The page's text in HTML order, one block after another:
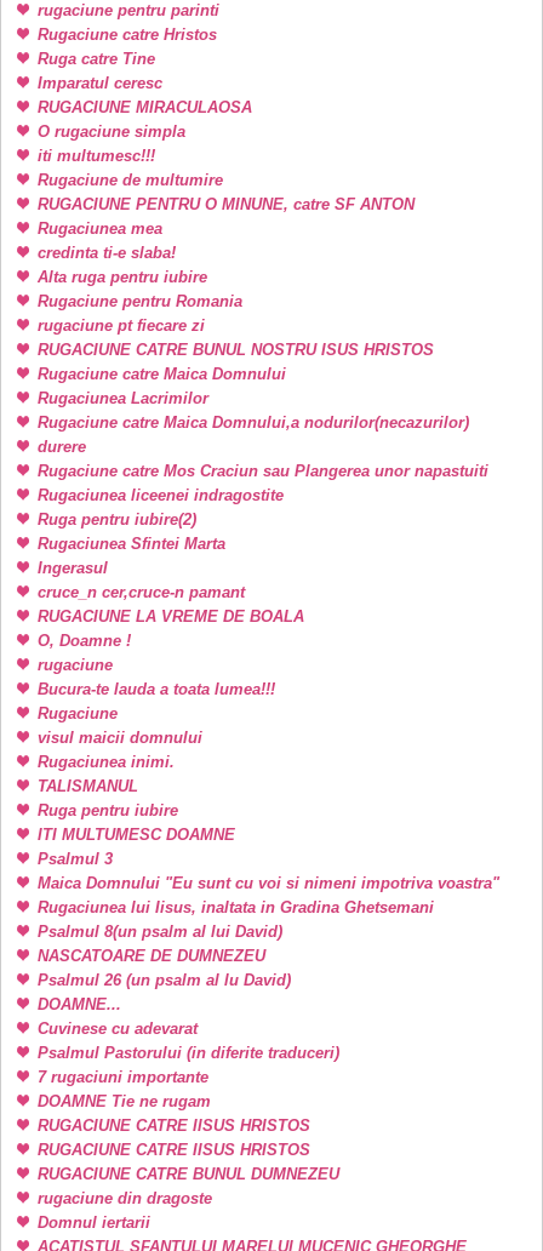
rugaciune pentru parinti
Rugaciune catre Hristos
Ruga catre Tine
Imparatul ceresc
RUGACIUNE MIRACULAOSA
O rugaciune simpla
iti multumesc!!!
Rugaciune de multumire
RUGACIUNE PENTRU O MINUNE, catre SF ANTON
Rugaciunea mea
credinta ti-e slaba!
Alta ruga pentru iubire
Rugaciune pentru Romania
rugaciune pt fiecare zi
RUGACIUNE CATRE BUNUL NOSTRU ISUS HRISTOS
Rugaciune catre Maica Domnului
Rugaciunea Lacrimilor
Rugaciune catre Maica Domnului,a nodurilor(necazurilor)
durere
Rugaciune catre Mos Craciun sau Plangerea unor napastuiti
Rugaciunea liceenei indragostite
Ruga pentru iubire(2)
Rugaciunea Sfintei Marta
Ingerasul
cruce_n cer,cruce-n pamant
RUGACIUNE LA VREME DE BOALA
O, Doamne !
rugaciune
Bucura-te lauda a toata lumea!!!
Rugaciune
visul maicii domnului
Rugaciunea inimi.
TALISMANUL
Ruga pentru iubire
ITI MULTUMESC DOAMNE
Psalmul 3
Maica Domnului "Eu sunt cu voi si nimeni impotriva voastra"
Rugaciunea lui Iisus, inaltata in Gradina Ghetsemani
Psalmul 8(un psalm al lui David)
NASCATOARE DE DUMNEZEU
Psalmul 26 (un psalm al lu David)
DOAMNE...
Cuvinese cu adevarat
Psalmul Pastorului (in diferite traduceri)
7 rugaciuni importante
DOAMNE Tie ne rugam
RUGACIUNE CATRE IISUS HRISTOS
RUGACIUNE CATRE IISUS HRISTOS
RUGACIUNE CATRE BUNUL DUMNEZEU
rugaciune din dragoste
Domnul iertarii
ACATISTUL SFANTULUI MARELUI MUCENIC GHEORGHE